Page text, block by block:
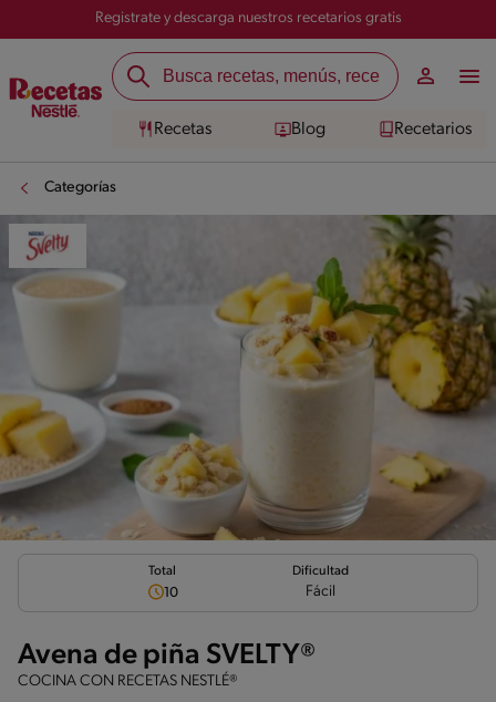
Registrate y descarga nuestros recetarios gratis
Recetas Blog Recetarios
Categorías
Total
10
Dificultad
Fácil
Avena de piña SVELTY®
COCINA CON RECETAS NESTLÉ®